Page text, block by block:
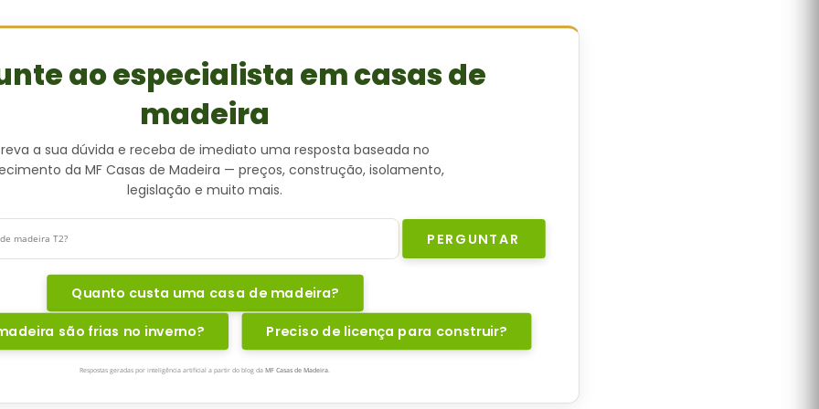
ao especialista em casas de
madeira
a sua dúvida e receba de imediato uma resposta baseada no
da MF Casas de Madeira — preços, construção, isolamento,
legislação e muito mais.
PERGUNTAR
Quanto custa uma casa de madeira?
são frias no inverno? Preciso de licença para construir?
Respostas geradas por inteligência artificial a partir do blog da MF Casas de Madeira.